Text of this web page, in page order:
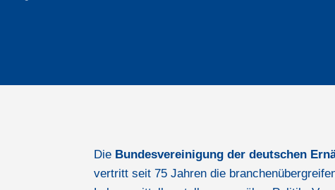
Die Bundesvereinigung der deutschen
vertritt seit 75 Jahren die